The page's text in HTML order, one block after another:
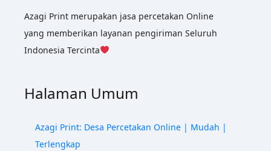
Azagi Print merupakan jasa percetakan Online
yang memberikan layanan pengiriman Seluruh
Indonesia Tercinta
Halaman Umum
Azagi Print: Desa Percetakan Online | Mudah |
Terlengkap